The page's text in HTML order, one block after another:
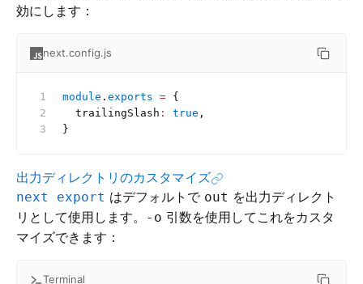
効にします：
next.config.js
module . exports = {
  trailingSlash
: true ,
}
出力ディレクトリのカスタマイズ
next export はデフォルトで out を出力ディレクト
リとして使用します。
-o 引数を使用してこれをカスタ
マイズできます：
Terminal